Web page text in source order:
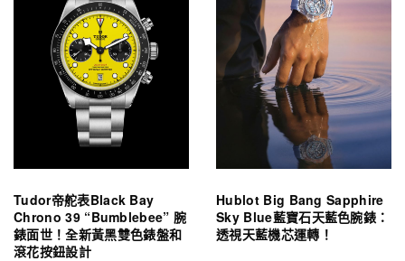
Tudor帝舵表Black Bay
Chrono 39 “Bumblebee” 腕
錶面世！全新黃黑雙色錶盤和
滾花按鈕設計
Hublot Big Bang Sapphire
Sky Blue藍寶石天藍色腕錶：
透視天藍機芯運轉！